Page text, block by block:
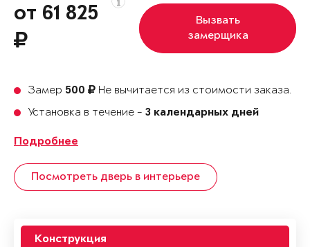
от 61 825
Вызвать
замерщика
Замер 500
Не вычитается из стоимости заказа.
Установка в течение - 3 календарных дней
Подробнее
Посмотреть дверь в интерьере
Конструкция